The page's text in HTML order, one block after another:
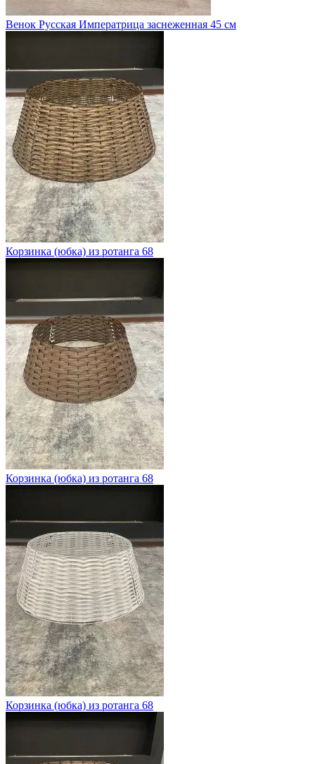
Венок Русская Императрица заснеженная 45 см
Корзинка (юбка) из ротанга 68
Корзинка (юбка) из ротанга 68
Корзинка (юбка) из ротанга 68